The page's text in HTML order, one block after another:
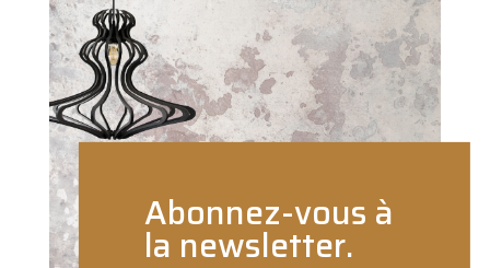
Abonnez-vous à
la newsletter.